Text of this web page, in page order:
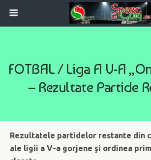
FOTBAL / Liga A V-A
– Rezultate Partide
Rezultatele partidelor restante din
ale ligii a V-a gorjene şi ordinea